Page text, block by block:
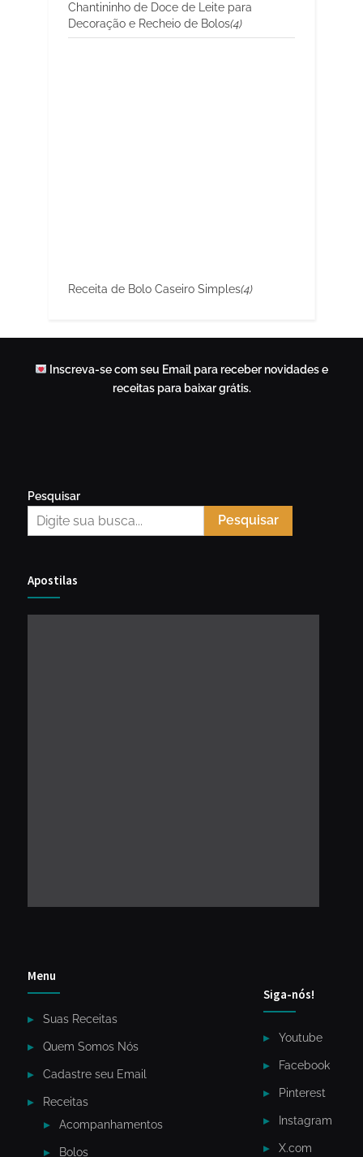
Chantininho de Doce de Leite para
Decoração e Recheio de Bolos(4)
Receita de Bolo Caseiro Simples(4)
Inscreva-se com seu Email para receber novidades e
receitas para baixar grátis.
Pesquisar
Pesquisar
Apostilas
Menu
Suas Receitas
Quem Somos Nós
Cadastre seu Email
Receitas
Acompanhamentos
Bolos
Siga-nós!
Youtube
Facebook
Pinterest
Instagram
X.com